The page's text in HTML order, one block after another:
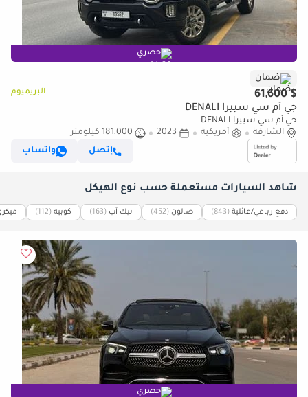
حصري
ضمان
$ 61,600 البريميوم
جي أم سي سييرا DENALI
جي أم سي سييرا DENALI
الشارقة
أمريكية 2023
181,000 كيلومتر
إتصل
واتساب
شاهد السيارات مستعملة حسب نوع الهيكل
دفع رباعي/عائلية (843) صالون (452) بيك آب (163) كوبيه (112)
حصري